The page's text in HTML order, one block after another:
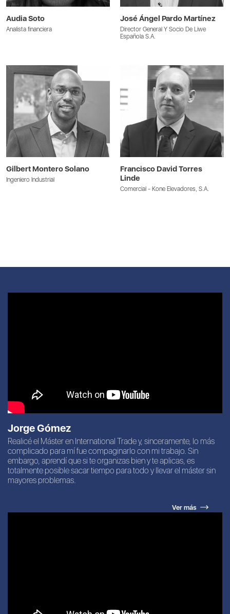
Audia Soto
Analista financiera
José Ángel Pardo Martínez
Director General Y Socio De Liwe
Española S.A.
Gilbert Montero Solano
Ingeniero Industrial
Francisco David Torres
Linde
Comercial - Kone Elevadores, S.A.
Jorge Gómez
Realicé el Máster en International Trade y, sinceramente, lo más
complicado para mí fue compaginarlo con mi trabajo. Sin
embargo, aprendí que si te organizas bien y te aplicas, es
totalmente posible sacar tiempo para todo y llevar el máster sin
mayores problemas.
Ver más